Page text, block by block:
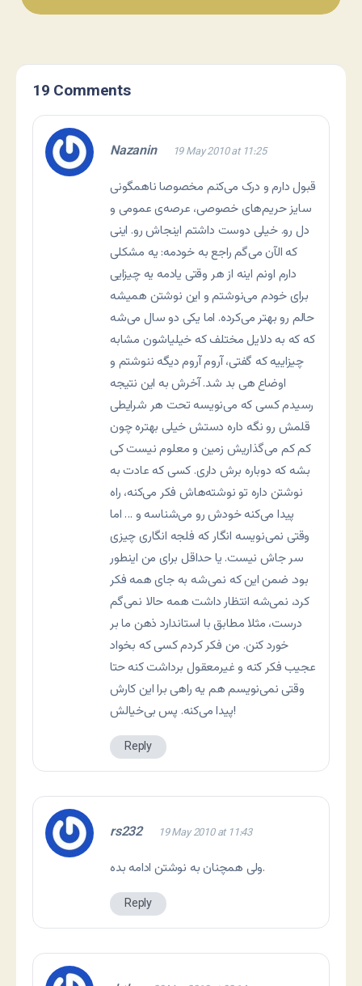
19 Comments
Nazanin 19 May 2010 at 11:25
قبول دارم و درک می‌کنم مخصوصا ناهمگونی
سایز حریم‌های خصوصی، عرصه‌ی عمومی و
دل رو. خیلی دوست داشتم اینجاش رو. اینی
که الآن می‌گم راجع به خودمه: یه مشکلی
دارم اونم اینه از هر وقتی یادمه یه چیزایی
برای خودم می‌نوشتم و این نوشتن همیشه
حالم رو بهتر می‌کرده. اما یکی دو سال می‌شه
که که به دلایل مختلف که خیلیاشون مشابه
چیزاییه که گفتی، آروم آروم دیگه ننوشتم و
اوضاع هی بد شد. آخرش به این نتیجه
رسیدم کسی که می‌نویسه تحت هر شرایطی
قلمش رو نگه داره دستش خیلی بهتره چون
کم کم می‌گذاریش زمین و معلوم نیست کی
بشه که دوباره برش داری. کسی که عادت به
نوشتن داره تو نوشته‌هاش فکر می‌کنه، راه
پیدا می‌کنه خودش رو می‌شناسه و … اما
وقتی نمی‌نویسه انگار که فلجه انگاری چیزی
سر جاش نیست. یا حداقل برای من اینطور
بود. ضمن این که نمی‌شه به جای همه فکر
کرد، نمی‌شه انتظار داشت همه حالا نمی‌گم
درست، مثلا مطابق با استاندارد ذهن ما بر
خورد کنن. من فکر کردم کسی که بخواد
عجیب فکر کنه و غیرمعقول برداشت کنه حتا
وقتی نمی‌نویسم هم یه راهی برا این کارش
پیدا می‌کنه. پس بی‌خیالش!
Reply
rs232 19 May 2010 at 11:43
ولی همچنان به نوشتن ادامه بده.
Reply